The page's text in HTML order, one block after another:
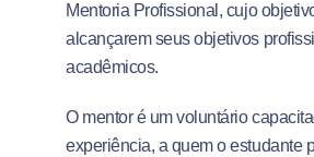
Mentoria Profissional, cujo
alcançarem seus objetivos
acadêmicos.
O mentor é um voluntário
experiência, a quem o estudante